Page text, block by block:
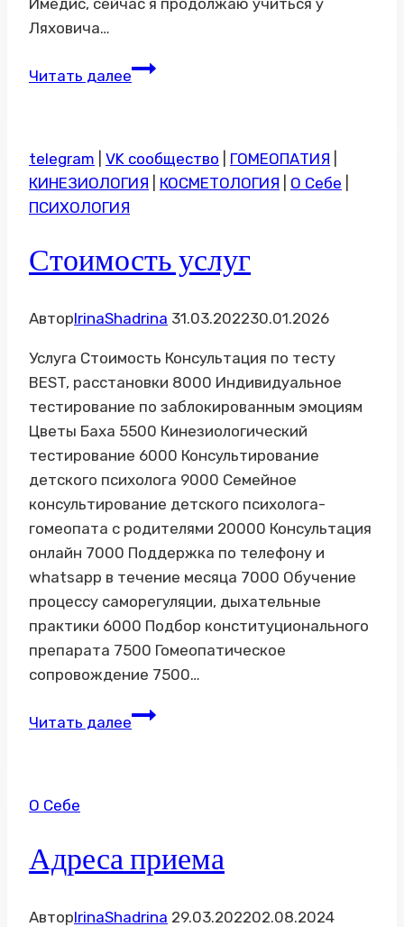
Ляховича…
Читать далееОтзывы
telegram VK сообщество ГОМЕОПАТИЯ
КИНЕЗИОЛОГИЯ
КОСМЕТОЛОГИЯ О Себе
ПСИХОЛОГИЯ
Стоимость услуг
АвторIrinaShadrina 31.03.202230.01.2026
Услуга Стоимость Консультация по тесту
BEST, расстановки 8000 Индивидуальное
тестирование по заблокированным эмоциям
Цветы Баха 5500 Кинезиологический
тестирование 6000 Консультирование
детского психолога 9000 Семейное
консультирование детского психолога-
гомеопата с родителями 20000 Консультация
онлайн 7000 Поддержка по телефону и
whatsapp в течение месяца 7000 Обучение
процессу саморегуляции, дыхательные
практики 6000 Подбор конституционального
препарата 7500 Гомеопатическое
сопровождение 7500…
Читать далееСтоимость
О Себе
Адреса приема
АвторIrinaShadrina 29.03.202202.08.2024